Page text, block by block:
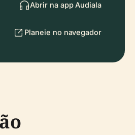
Abrir na app Audiala
Planeie no navegador